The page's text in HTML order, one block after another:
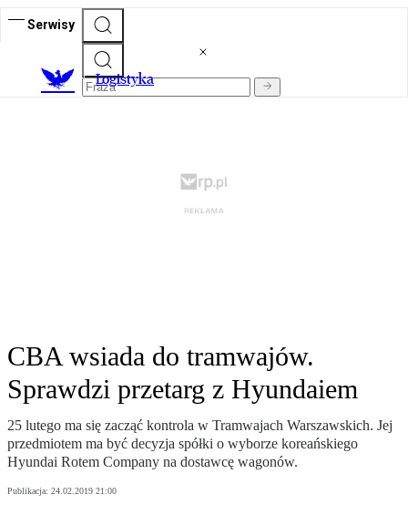
Serwisy
Logistyka
CBA wsiada do tramwajów.
Sprawdzi przetarg z Hyundaiem
25 lutego ma się zacząć kontrola w Tramwajach Warszawskich. Jej
przedmiotem ma być decyzja spółki o wyborze koreańskiego
Hyundai Rotem Company na dostawcę wagonów.
Publikacja: 24.02.2019 21:00